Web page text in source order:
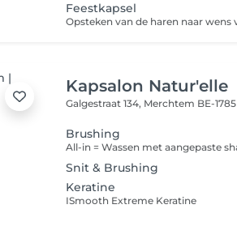
Feestkapsel
Kapsalon Natur'elle
Galgestraat 134, Merchtem BE-1785
Brushing
Snit & Brushing
Keratine
ISmooth Extreme Keratine